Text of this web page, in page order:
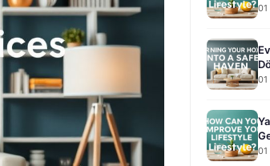
01
01
01